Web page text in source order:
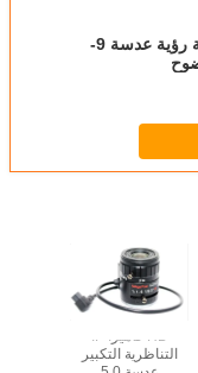
كاميرا مراقبة CCD آلة رؤية عدسة 9-
HD كاميرا IP
التناظرية التكبير